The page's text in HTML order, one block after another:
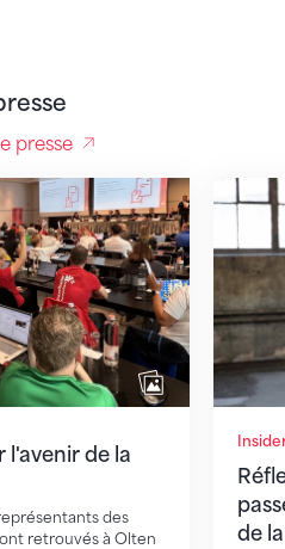
presse
l'avenir de la
des
retrouvés à Olten
de la gymnastique
de